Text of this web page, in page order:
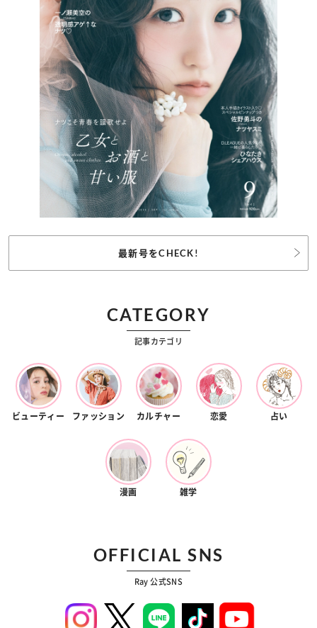
最新号をCHECK!
CATEGORY
記事カテゴリ
ビューティー ファッション カルチャー 恋愛 占い
漫画 雑学
OFFICIAL SNS
Ray 公式SNS